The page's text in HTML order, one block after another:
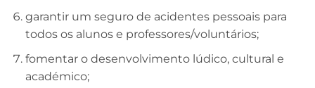
garantir um seguro de acidentes pessoais para
todos os alunos e professores/voluntários;
fomentar o desenvolvimento lúdico, cultural e
académico;